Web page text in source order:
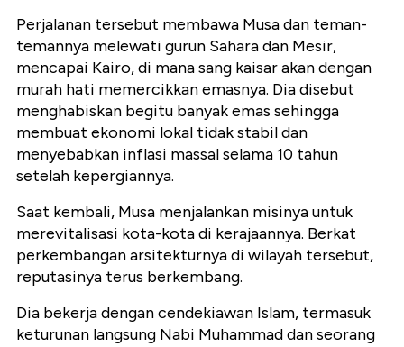
Perjalanan tersebut membawa Musa dan teman-
temannya melewati gurun Sahara dan Mesir,
mencapai Kairo, di mana sang kaisar akan dengan
murah hati memercikkan emasnya. Dia disebut
menghabiskan begitu banyak emas sehingga
membuat ekonomi lokal tidak stabil dan
menyebabkan inflasi massal selama 10 tahun
setelah kepergiannya.
Saat kembali, Musa menjalankan misinya untuk
merevitalisasi kota-kota di kerajaannya. Berkat
perkembangan arsitekturnya di wilayah tersebut,
reputasinya terus berkembang.
Dia bekerja dengan cendekiawan Islam, termasuk
keturunan langsung Nabi Muhammad dan seorang